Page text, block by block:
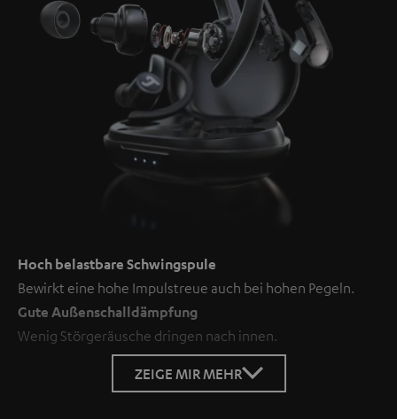
Hoch belastbare Schwingspule
Bewirkt eine hohe Impulstreue auch bei hohen Pegeln.
Gute Außenschalldämpfung
Wenig Störgeräusche dringen nach innen.
ZEIGE MIR MEHR